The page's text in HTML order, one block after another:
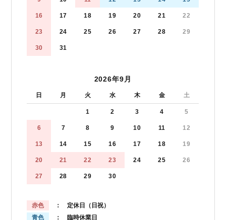
16 17 18 19 20 21 22
23 24 25 26 27 28 29
30 31
2026年9月
日 月 火 水 木 金 土
1 2 3 4 5
6 7 8 9 10 11 12
13 14 15 16 17 18 19
20 21 22 23 24 25 26
27 28 29 30
赤色
： 定休日（日祝）
青色
： 臨時休業日